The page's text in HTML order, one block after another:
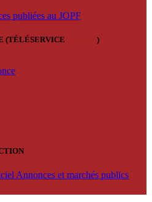
publiées au JOPF
(TÉLÉSERVICE )
Annonces et marchés publics